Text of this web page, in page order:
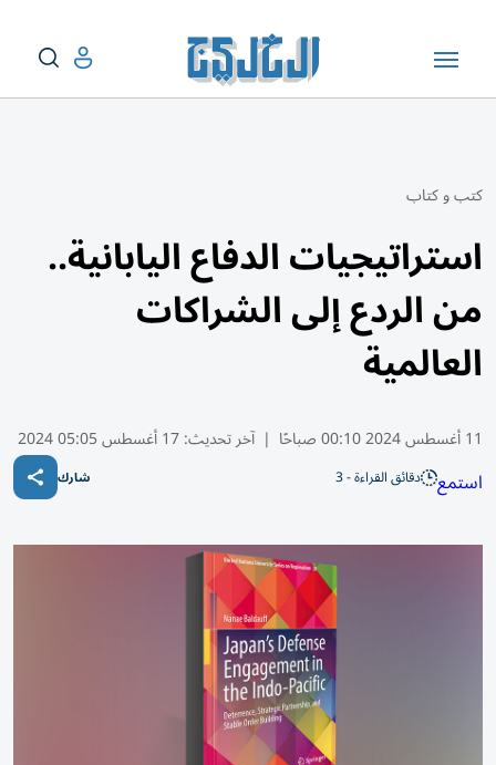
كتب و كتاب
استراتيجيات الدفاع اليابانية..
من الردع إلى الشراكات
العالمية
11 أغسطس 2024 00:10 صباحًا | آخر تحديث:17 أغسطس 05:05 2024
استمع دقائق القراءة - 3 شارك